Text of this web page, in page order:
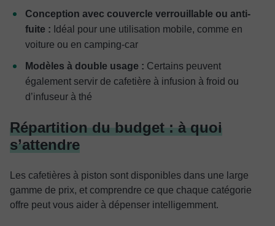
Conception avec couvercle verrouillable ou anti-
fuite : Idéal pour une utilisation mobile, comme en
voiture ou en camping-car
Modèles à double usage : Certains peuvent
également servir de cafetière à infusion à froid ou
d’infuseur à thé
Répartition du budget : à quoi
s’attendre
Les cafetières à piston sont disponibles dans une large
gamme de prix, et comprendre ce que chaque catégorie
offre peut vous aider à dépenser intelligemment.